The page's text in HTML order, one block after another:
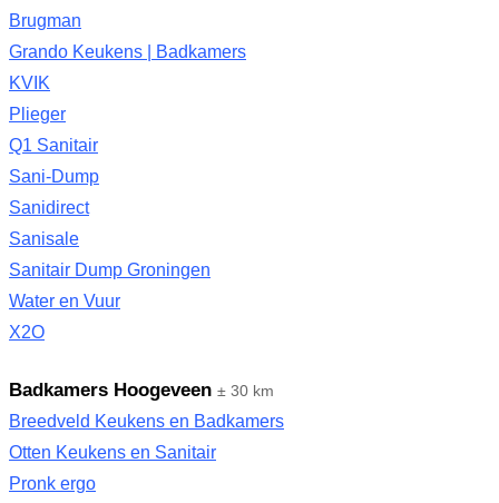
Brugman
Grando Keukens | Badkamers
KVIK
Plieger
Q1 Sanitair
Sani-Dump
Sanidirect
Sanisale
Sanitair Dump Groningen
Water en Vuur
X2O
Badkamers Hoogeveen ± 30 km
Breedveld Keukens en Badkamers
Otten Keukens en Sanitair
Pronk ergo